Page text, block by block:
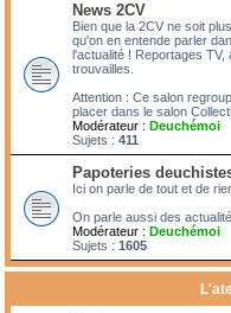
News 2CV
Bien que la 2CV ne soit
qu'on en entende parler
l'actualité ! Reportages
trouvailles.
Attention : Ce salon
placer dans le salon
Modérateur : Deuchémoi
Sujets : 411
Papoteries
Ici on parle de tout et de
On parle aussi des
Modérateur : Deuchémoi
Sujets : 1605